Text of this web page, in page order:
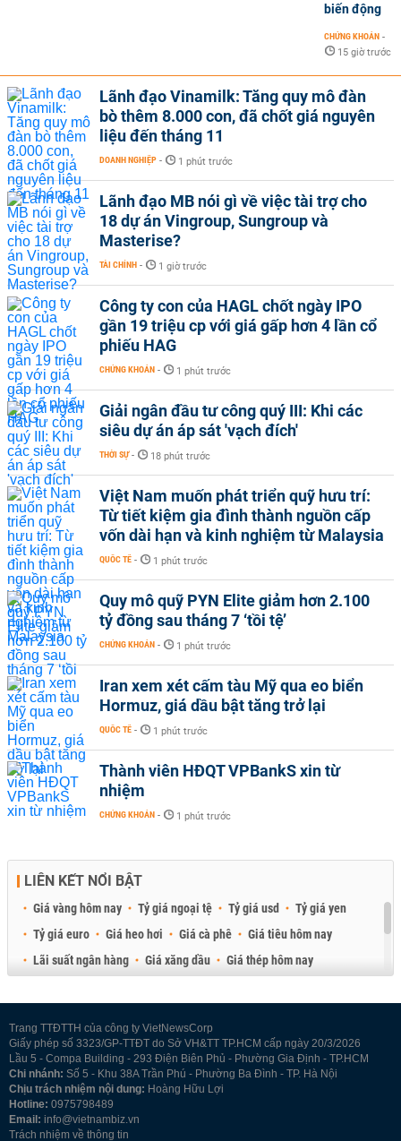
biến động
CHỨNG KHOÁN -
15 giờ trước
Lãnh đạo Vinamilk: Tăng quy mô đàn
bò thêm 8.000 con, đã chốt giá nguyên
liệu đến tháng 11
DOANH NGHIỆP - 1 phút trước
Lãnh đạo MB nói gì về việc tài trợ cho
18 dự án Vingroup, Sungroup và
Masterise?
TÀI CHÍNH - 1 giờ trước
Công ty con của HAGL chốt ngày IPO
gần 19 triệu cp với giá gấp hơn 4 lần cổ
phiếu HAG
CHỨNG KHOÁN - 1 phút trước
Giải ngân đầu tư công quý III: Khi các
siêu dự án áp sát 'vạch đích'
THỜI SỰ - 18 phút trước
Việt Nam muốn phát triển quỹ hưu trí:
Từ tiết kiệm gia đình thành nguồn cấp
vốn dài hạn và kinh nghiệm từ Malaysia
QUỐC TẾ - 1 phút trước
Quy mô quỹ PYN Elite giảm hơn 2.100
tỷ đồng sau tháng 7 ‘tồi tệ’
CHỨNG KHOÁN - 1 phút trước
Iran xem xét cấm tàu Mỹ qua eo biển
Hormuz, giá dầu bật tăng trở lại
QUỐC TẾ - 1 phút trước
Thành viên HĐQT VPBankS xin từ
nhiệm
CHỨNG KHOÁN - 1 phút trước
LIÊN KẾT NỔI BẬT
Giá vàng hôm nay Tỷ giá ngoại tệ Tỷ giá usd
Tỷ giá yen
Tỷ giá euro
Giá heo hơi Giá cà phê
Giá tiêu hôm nay
Lãi suất ngân hàng
Giá xăng dầu
Giá thép hôm nay
Trang TTĐTTH của công ty VietNewsCorp
Giấy phép số 3323/GP-TTĐT do Sở VH&TT TP.HCM cấp ngày 20/3/2026
Lầu 5 - Compa Building - 293 Điện Biên Phủ - Phường Gia Định - TP.HCM
Chi nhánh: Số 5 - Khu 38A Trần Phú - Phường Ba Đình - TP. Hà Nội
Chịu trách nhiệm nội dung: Hoàng Hữu Lợi
Hotline: 0975798489
Email: info@vietnambiz.vn
Trách nhiệm về thông tin